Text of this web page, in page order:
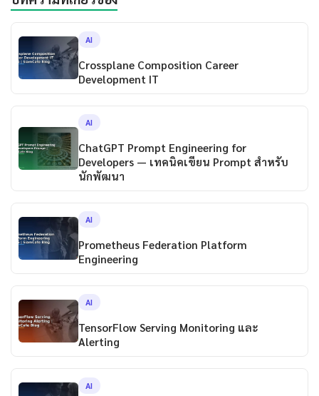
AI
Crossplane Composition Career
Development IT
AI
ChatGPT Prompt Engineering for
Developers — เทคนิคเขียน Prompt สำหรับ
นักพัฒนา
AI
Prometheus Federation Platform
Engineering
AI
TensorFlow Serving Monitoring และ
Alerting
AI